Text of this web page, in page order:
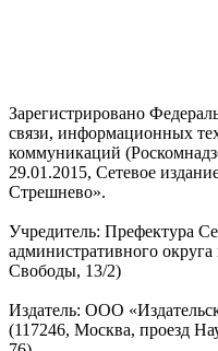
Зарегистрировано
связи, информационных
коммуникаций
29.01.2015, Сетевое
Стрешнево».
Учредитель: Префектура
административного
Свободы, 13/2)
Издатель: ООО
(117246, Москва, проезд